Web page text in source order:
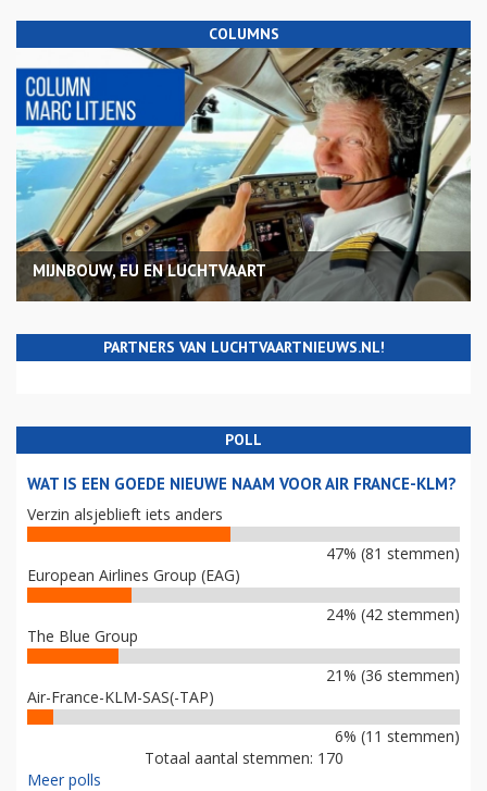
COLUMNS
MIJNBOUW, EU EN LUCHTVAART
PARTNERS VAN LUCHTVAARTNIEUWS.NL!
POLL
WAT IS EEN GOEDE NIEUWE NAAM VOOR AIR FRANCE-KLM?
Verzin alsjeblieft iets anders
47% (81 stemmen)
European Airlines Group (EAG)
24% (42 stemmen)
The Blue Group
21% (36 stemmen)
Air-France-KLM-SAS(-TAP)
6% (11 stemmen)
Totaal aantal stemmen: 170
Meer polls